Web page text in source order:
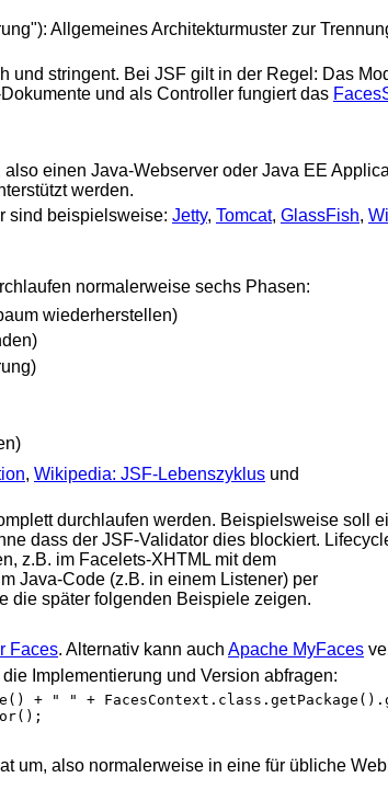
Allgemeines Architekturmuster zur
und stringent. Bei JSF gilt in der Regel: Das
und als Controller fungiert das
einen Java-Webserver oder Java EE
werden.
sind beispielsweise: Jetty, Tomcat, GlassFish,
normalerweise sechs Phasen:
wiederherstellen)
, Wikipedia: JSF-Lebenszyklus und
durchlaufen werden. Beispielsweise soll
dass der JSF-Validator dies blockiert.
z.B. im Facelets-XHTML mit dem
Java-Code (z.B. in einem Listener) per
die später folgenden Beispiele zeigen.
Faces. Alternativ kann auch Apache MyFaces
Implementierung und Version abfragen:
+ " " +
um, also normalerweise in eine für übliche